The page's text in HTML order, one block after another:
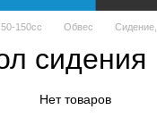
150сс Обвес
сидения
Нет товаров